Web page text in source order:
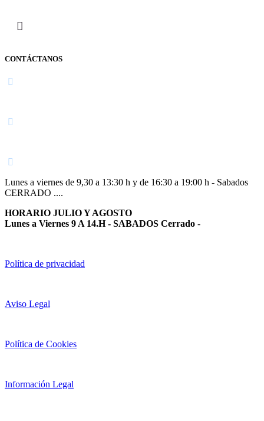
CONTÁCTANOS
Lunes a viernes de 9,30 a 13:30 h y de 16:30 a 19:00 h - Sabados
CERRADO ....
HORARIO JULIO Y AGOSTO
Lunes a Viernes 9 A 14.H - SABADOS Cerrado -
Política de privacidad
Aviso Legal
Política de Cookies
Información Legal